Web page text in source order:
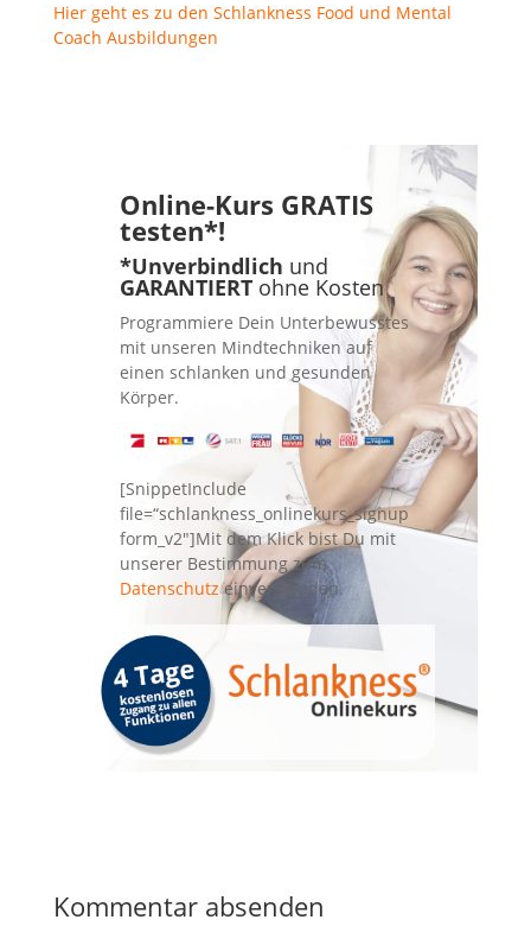
Hier geht es zu den Schlankness Food und Mental
Coach Ausbildungen
Online-Kurs GRATIS
testen*!
*Unverbindlich und
GARANTIERTohne Kosten
Programmiere Dein Unterbewusstes
mit unseren Mindtechniken auf
einen schlanken und gesunden
Körper.
[SnippetInclude
file=“schlankness_onlinekurs_signup
form_v2″]Mit dem Klick bist Du mit
unserer Bestimmung zum
Datenschutzeinverstanden.
Kommentar absenden